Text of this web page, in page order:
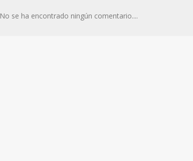
No se ha encontrado ningún comentario....